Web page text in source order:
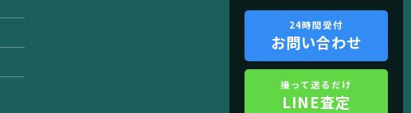
24時間受付
お問い合わせ
撮って送るだけ
LINE査定